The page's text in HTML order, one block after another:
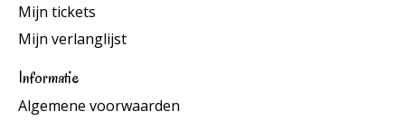
Mijn tickets
Mijn verlanglijst
Informatie
Algemene voorwaarden